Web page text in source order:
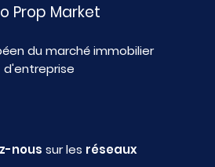
Prop Market
du marché immobilier
d'entreprise
nous sur les réseaux